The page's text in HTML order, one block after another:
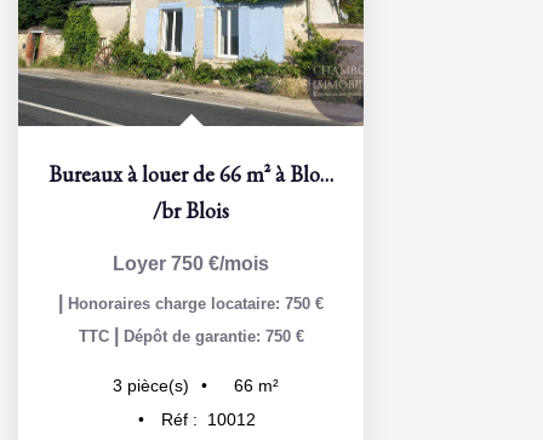
Bureaux à louer de 66 m² à Blois -Levée des Grouets
/brBlois
Loyer 750 €/mois
Honoraires charge locataire: 750 €
TTC
Dépôt de garantie: 750 €
3 pièce(s) 66 m²
Réf :
10012